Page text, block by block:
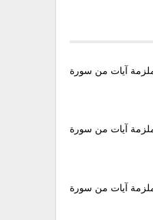
آيات من سورة
آيات من سورة
آيات من سورة